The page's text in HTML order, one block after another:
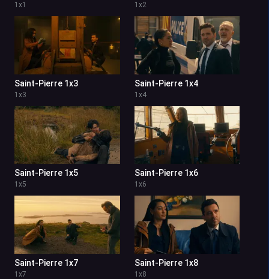
1 x1 1 x2
Saint-Pierre 1x3
1 x3
Saint-Pierre 1x4
1 x4
Saint-Pierre 1x5
1 x5
Saint-Pierre 1x6
1 x6
Saint-Pierre 1x7
1 x7
Saint-Pierre 1x8
1 x8